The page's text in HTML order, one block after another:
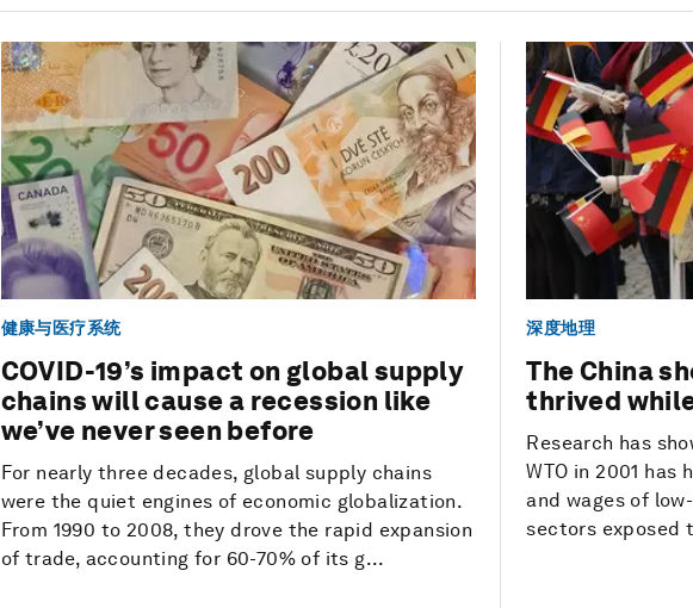
健康与医疗系统
COVID-19’s impact on global supply
chains will cause a recession like
we’ve never seen before
For nearly three decades, global supply chains
were the quiet engines of economic globalization.
From 1990 to 2008, they drove the rapid expansion
of trade, accounting for 60-70% of its g...
深度地理
The China
thrived
Research has
WTO in 2001 has
and wages of
sectors exposed